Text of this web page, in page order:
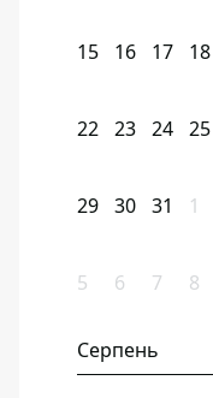
15 16 17 18
22 23 24 25
29 30 31 1
5 6 7 8
Серпень